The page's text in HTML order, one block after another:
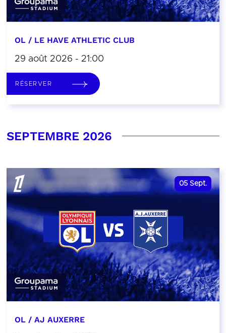
OL / LE HAVE ATHLETIC CLUB
29 août 2026 - 21:00
RÉSERVER
SEPTEMBRE 2026
05 Sept.
OL / AJ AUXERRE